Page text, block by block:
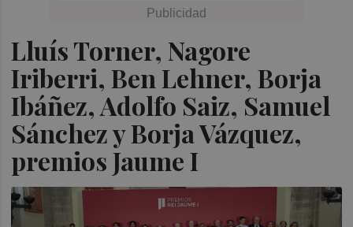
Lluís Torner, Nagore
Iriberri, Ben Lehner, Borja
Ibáñez, Adolfo Saiz, Samuel
Sánchez y Borja Vázquez,
premios Jaume I